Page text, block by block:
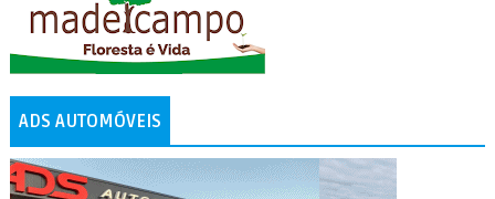
ADS AUTOMÓVEIS